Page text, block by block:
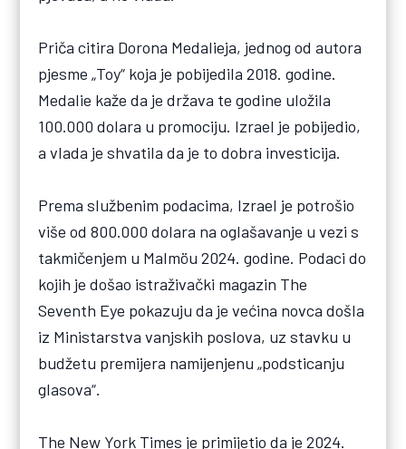
Priča citira Dorona Medalieja, jednog od autora
pjesme „Toy“ koja je pobijedila 2018. godine.
Medalie kaže da je država te godine uložila
100.000 dolara u promociju. Izrael je pobijedio,
a vlada je shvatila da je to dobra investicija.
Prema službenim podacima, Izrael je potrošio
više od 800.000 dolara na oglašavanje u vezi s
takmičenjem u Malmöu 2024. godine. Podaci do
kojih je došao istraživački magazin The
Seventh Eye pokazuju da je većina novca došla
iz Ministarstva vanjskih poslova, uz stavku u
budžetu premijera namijenjenu „podsticanju
glasova“.
The New York Times je primijetio da je 2024.